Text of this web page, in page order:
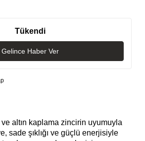
Tükendi
Gelince Haber Ver
ve altın kaplama zincirin uyumuyla
sade şıklığı ve güçlü enerjisiyle